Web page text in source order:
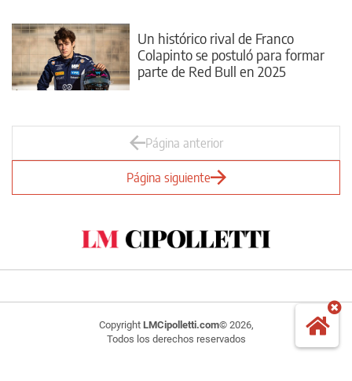
Un histórico rival de Franco
Colapinto se postuló para formar
parte de Red Bull en 2025
Página anterior
Página siguiente
Copyright LMCipolletti.com© 2026,
Todos los derechos reservados